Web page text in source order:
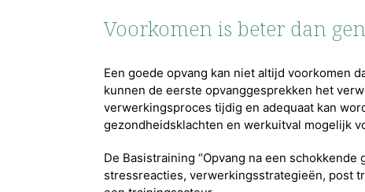
Voorkomen is beter dan
Een goede opvang kan niet altijd voorkomen
kunnen de eerste opvanggesprekken het
verwerkingsproces tijdig en adequaat kan
gezondheidsklachten en werkuitval mogelijk
De Basistraining “Opvang na een
stressreacties, verwerkingsstrategieën, post